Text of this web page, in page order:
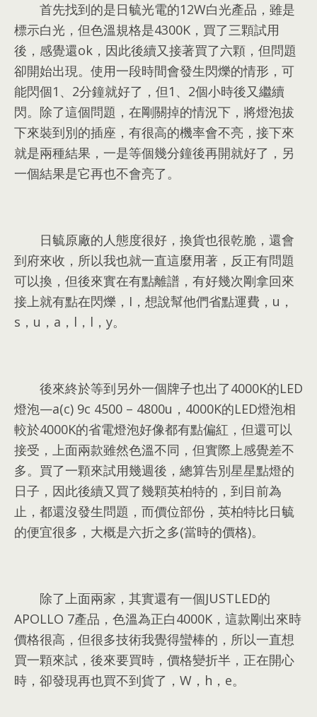
首先找到的是日毓光電的12W白光產品 ， 雖是
標示白光 ， 但色溫規格是4300K ， 買了三顆試用
後 ， 感覺還ok ， 因此後續又接著買了六顆 ， 但問題
卻開始出現。 使用一段時間會發生閃爍的情形 ， 可
能閃個1 、2分鐘就好了 ， 但1 、2個小時後又繼續
閃。 除了這個問題 ， 在剛關掉的情況下 ， 將燈泡拔
下來裝到別的插座 ， 有很高的機率會不亮 ， 接下來
就是兩種結果 ， 一是等個幾分鐘後再開就好了 ， 另
一個結果是它再也不會亮了。
日毓原廠的人態度很好 ， 換貨也很乾脆 ， 還會
到府來收 ， 所以我也就一直這麼用著 ， 反正有問題
可以換 ， 但後來實在有點離譜 ， 有好幾次剛拿回來
接上就有點在閃爍 ，I， 想說幫他們省點運費 ，u，
s，u，a，l，l，y。
後來終於等到另外一個牌子也出了4000K的LED
燈泡—a(c) 9c 4500 – 4800u，4000K的LED燈泡相
較於4000K的省電燈泡好像都有點偏紅 ， 但還可以
接受 ， 上面兩款雖然色溫不同 ， 但實際上感覺差不
多。 買了一顆來試用幾週後 ， 總算告別星星點燈的
日子 ， 因此後續又買了幾顆英柏特的 ， 到目前為
止 ， 都還沒發生問題 ，而價位部份，英柏特比日毓
的便宜很多，大概是六折之多(當時的價格)。
除了上面兩家，其實還有一個JUSTLED的
APOLLO 7產品，色溫為正白4000K，這款剛出來時
價格很高，但很多技術我覺得蠻棒的，所以一直想
買一顆來試，後來要買時，價格變折半，正在開心
時，卻發現再也買不到貨了，W，h，e。